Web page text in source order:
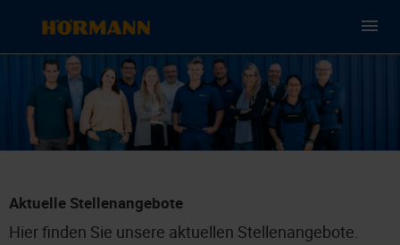
Aktuelle Stellenangebote
Hier finden Sie unsere aktuellen Stellenangebote.